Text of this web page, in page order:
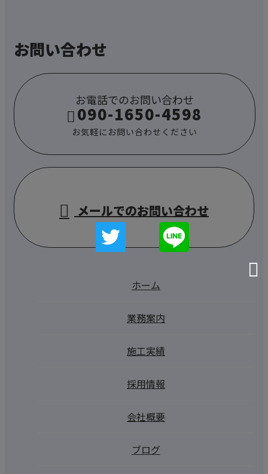
お問い合わせ
お電話でのお問い合わせ
090-1650-4598
お気軽にお問い合わせください
メールでのお問い合わせ
ホーム
業務案内
施工実績
採用情報
会社概要
ブログ